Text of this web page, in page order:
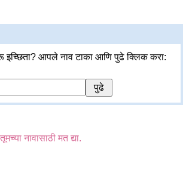
इच्छिता? आपले नाव टाका आणि पुढे क्लिक करा:
तूमच्या नावासाठी मत द्या.